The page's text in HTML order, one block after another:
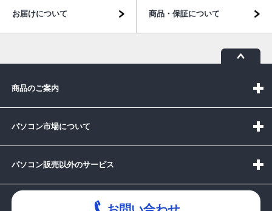
お届けについて 商品・保証について
商品のご案内
パソコン市場について
パソコン販売以外のサービス